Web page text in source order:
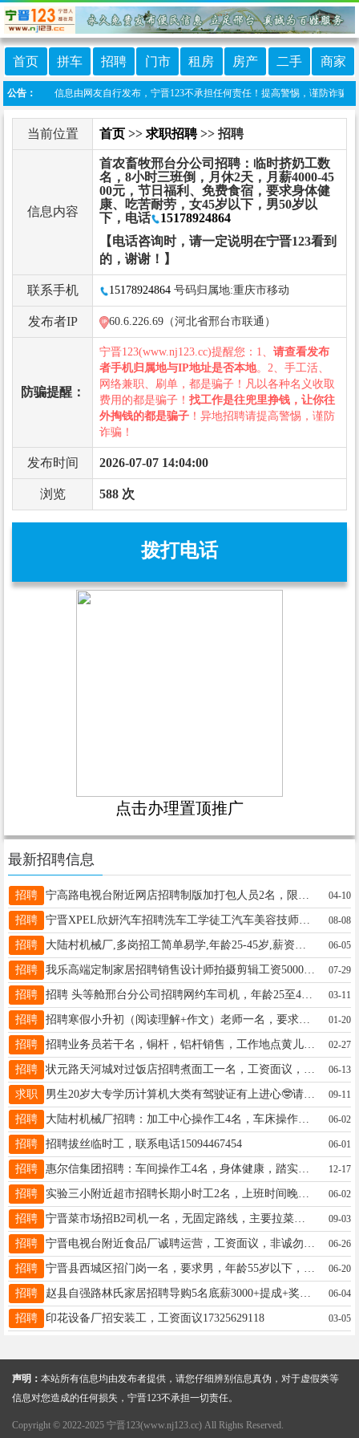
首页 拼车 招聘 门市 租房 房产 二手 商家
公告：
：本栏目信息由网友自行发布，宁晋123不承担任何责任！提高警惕，谨防诈骗！
当前位置 首页 >> 求职招聘>> 招聘
信息内容
首农畜牧邢台分公司招聘：临时挤奶工数
名，8小时三班倒，月休2天，月薪4000-45
00元，节日福利、免费食宿，要求身体健
康、吃苦耐劳，女45岁以下，男50岁以
下，电话
15178924864
【电话咨询时，请一定说明在宁晋123看到
的，谢谢！】
联系手机 15178924864 号码归属地:重庆市移动
发布者IP 60.6.226.69（河北省邢台市联通）
防骗提醒：
宁晋123(www.nj123.cc)提醒您：1、 请查看发布
者手机归属地与IP地址是否本地。2、手工活、
网络兼职、刷单，都是骗子！凡以各种名义收取
费用的都是骗子！ 找工作是往兜里挣钱，让你往
外掏钱的都是骗子 ！异地招聘请提高警惕，谨防
诈骗！
发布时间 2026-07-07 14:04:00
浏览 588 次
拨打电话
点击办理置顶推广
最新招聘信息
招聘 04-10
招聘 08-08
招聘 06-05
招聘 我乐高端定制家居招聘销售设计师拍摄剪辑工资5000+，公休+团建老板人好事少。联系：18832915207 07-29
招聘 招聘 头等舱邢台分公司招聘网约车司机，年龄25至45岁，男女均可，具有网约车（或出租）驾驶员证者优先。 薪资待遇：底薪+奖励 5000元。 公司地点：宁晋县洨河路与育才路交叉口翠竹轩东邻 联系电话：0311-88319995 03-11
招聘 招聘寒假小升初（阅读理解+作文）老师一名，要求有教学经验，擅长写作，会阅读理解答题技巧，有能力加微信发简历，非诚勿扰19833499777 01-20
招聘 招聘业务员若干名，铜杆，铝杆销售，工作地点黄儿营，薪资底薪➕提成，试用期三个月，双休，转正后缴纳社保，薪资底薪加提成，联系电话19831798367（同微信） 02-27
招聘 06-13
求职 男生20岁大专学历计算机大类有驾驶证有上进心🤓请联系18233036617同v 09-11
招聘 大陆村机械厂招聘：加工中心操作工4名，车床操作工5名，女工5名，要求有工作经验，中午管饭，联系电话：13653293655 06-02
招聘 招聘拔丝临时工，联系电话15094467454 06-01
招聘 惠尔信集团招聘：车间操作工4名，身体健康，踏实能干，薪资面议。工作地址：赵庄村南工业园区，咨询电话：15833733612。 12-17
招聘 实验三小附近超市招聘长期小时工2名，上班时间晚上6点到9点，要求女年龄28到40岁之间‼️勤劳肯干，手脚伶俐会整理，联系电话17320851819 06-02
招聘 宁晋菜市场招B2司机一名，无固定路线，主要拉菜，年龄在钱30到50之间，手潮着勿扰，工作月结7500左右！联系电话18233930952 09-03
招聘 06-26
招聘 06-20
招聘 06-04
招聘 印花设备厂招安装工，工资面议17325629118 03-05
声明： 本站所有信息均由发布者提供，请您仔细辨别信息真伪，对于虚假类等
信息对您造成的任何损失，宁晋123不承担一切责任。
Copyright © 2022-2025 宁晋123(www.nj123.cc) All Rights Reserved.